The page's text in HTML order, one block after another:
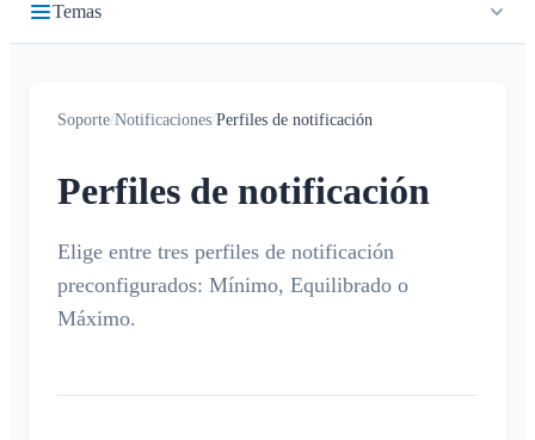
Temas
Unirse a un Klubraum
Nuevo Klubraum
Consejos para usar la app
Consejos para la introducción
Guía de solución de problemas
¿Qué es la cronología?
Calendario
¿Qué es el calendario?
Crear / cancelar / editar eventos
Confirmar / declinar
Conversaciones
¿Qué es una conversación?
Notificaciones
Soporte/Notificaciones/Perfiles de notificación
Perfiles de notificación
Elige entre tres perfiles de notificación
preconfigurados: Mínimo, Equilibrado o
Máximo.